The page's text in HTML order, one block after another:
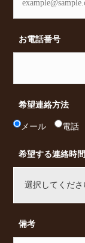
お電話番号
希望連絡方法
メール 電話
希望する連絡時
備考